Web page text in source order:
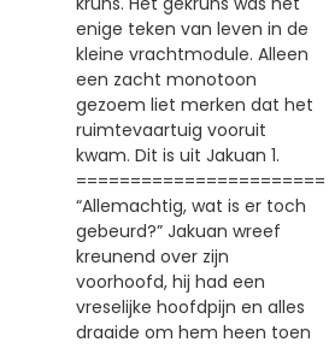
enige teken van leven in de
kleine vrachtmodule. Alleen
een zacht monotoon
gezoem liet merken dat het
ruimtevaartuig vooruit
kwam. Dit is uit Jakuan 1.
=======================
“Allemachtig, wat is er toch
gebeurd?” Jakuan wreef
kreunend over zijn
voorhoofd, hij had een
vreselijke hoofdpijn en alles
draaide om hem heen toen